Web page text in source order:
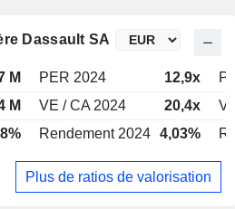
Dassault SA
M PER 2024 12,9x
M VE / CA 2024 20,4x
Rendement 2024 4,03%
Plus de ratios de valorisation